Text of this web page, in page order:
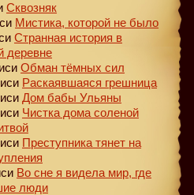
Сквозняк
Мистика, которой не было
Странная история в
деревне
Обман тёмных сил
Раскаявшаяся грешница
Дом бабы Ульяны
Чистка дома соленой
Преступника тянет на
Во сне я видела мир, где
люди